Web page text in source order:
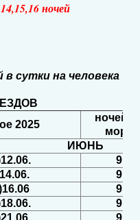
ночей
сутки на человека
2025
ночей
море
ИЮНЬ
9
9
9
9